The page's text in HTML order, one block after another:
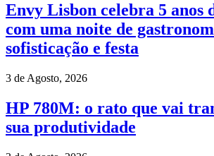
Envy Lisbon celebra 5 anos
com uma noite de
sofisticação e festa
3 de Agosto, 2026
HP 780M: o rato que vai
sua produtividade